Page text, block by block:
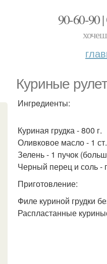
90-60-
Куриные
Ингрeдиенты:
Куриная грудка - 800 г.
Оливковое масло - 1
Зелень - 1 пучок
Черный перец и соль -
Приготовление:
Филе куриной грудки
Распластанные